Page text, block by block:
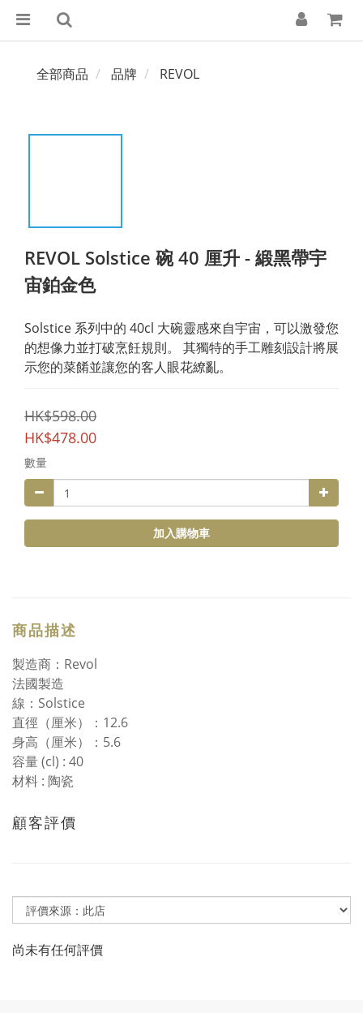
全部商品 品牌 REVOL
REVOL Solstice 碗 40 厘升 - 緞黑帶宇
宙鉑金色
Solstice 系列中的 40cl 大碗靈感來自宇宙，可以激發您
的想像力並打破烹飪規則。 其獨特的手工雕刻設計將展
示您的菜餚並讓您的客人眼花繚亂。
HK$598.00
HK$478.00
數量
加入購物車
商品描述
製造商：Revol
法國製造
線：Solstice
直徑（厘米）：12.6
身高（厘米）：5.6
容量 (cl) : 40
材料 : 陶瓷
顧客評價
尚未有任何評價